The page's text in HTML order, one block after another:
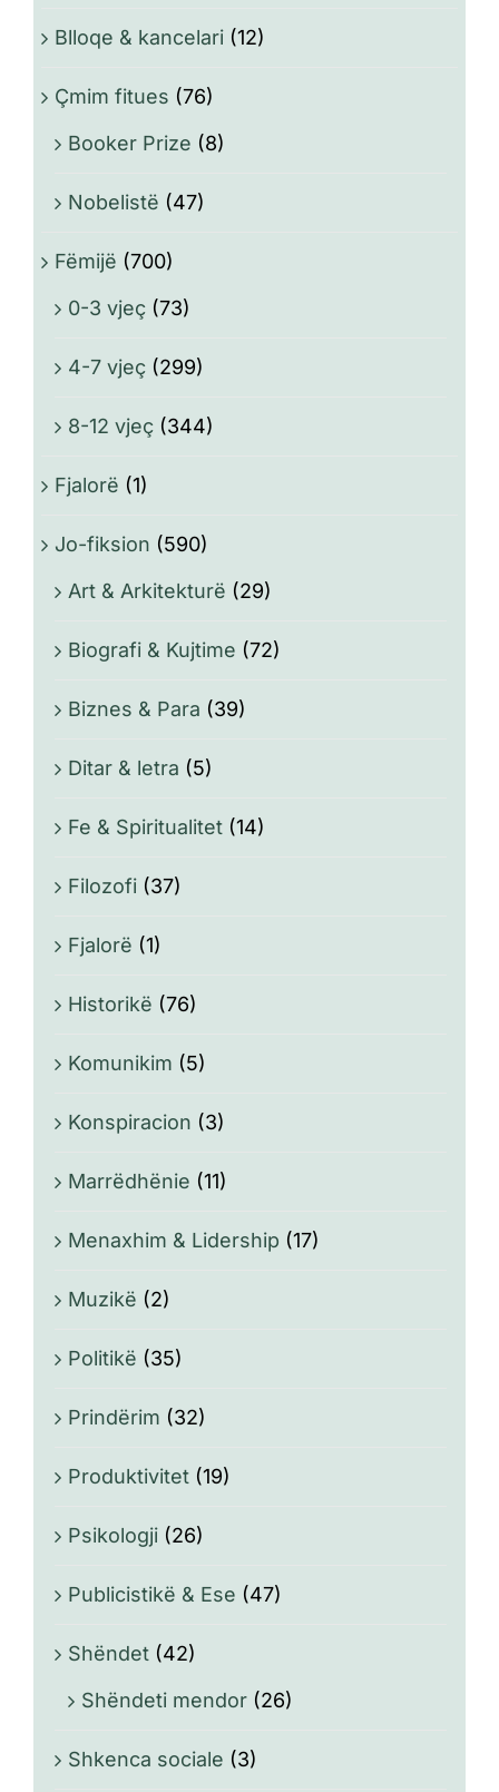
Blloqe & kancelari (12)
Çmim fitues (76)
Booker Prize (8)
Nobelistë (47)
Fëmijë (700)
0-3 vjeç (73)
4-7 vjeç (299)
8-12 vjeç (344)
Fjalorë (1)
Jo-fiksion (590)
Art & Arkitekturë (29)
Biografi & Kujtime (72)
Biznes & Para (39)
Ditar & letra (5)
Fe & Spiritualitet (14)
Filozofi (37)
Fjalorë (1)
Historikë (76)
Komunikim (5)
Konspiracion (3)
Marrëdhënie (11)
Menaxhim & Lidership (17)
Muzikë (2)
Politikë (35)
Prindërim (32)
Produktivitet (19)
Psikologji (26)
Publicistikë & Ese (47)
Shëndet (42)
Shëndeti mendor (26)
Shkenca sociale (3)